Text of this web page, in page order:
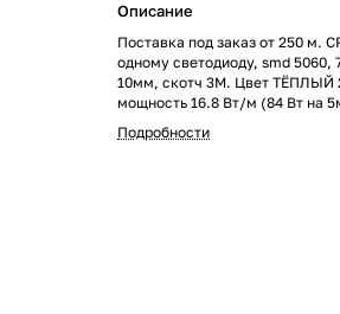
Описание
Поставка под заказ от 250 м.
одному светодиоду, smd
10мм, скотч 3М. Цвет ТЁПЛЫЙ
мощность 16.8 Вт/м (84 Вт на
цветопередача CRI 95..98.
13.9 мм, 1 светодиод. Цена за
Подробности